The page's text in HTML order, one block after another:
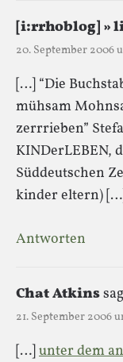
[i:rrhoblog] »
20. September 2006
[…] “Die
mühsam
zerrrieben”
KINDerLEBEN,
Süddeutschen
kinder eltern)
Antworten
Chat Atkins
21. September 2006
[…] unter dem